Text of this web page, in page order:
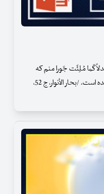
كَما مُلِئَت جَورا منم كه
زمين را از عدالت لبريز مى كنم،چنان كه از ستم آكنده است. /بحار الأنوار، ج 52،